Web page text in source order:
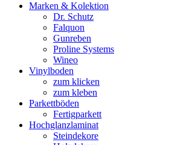
Marken & Kolektion
Dr. Schutz
Falquon
Gunreben
Proline Systems
Wineo
Vinylboden
zum klicken
zum kleben
Parkettböden
Fertigparkett
Hochglanzlaminat
Steindekore